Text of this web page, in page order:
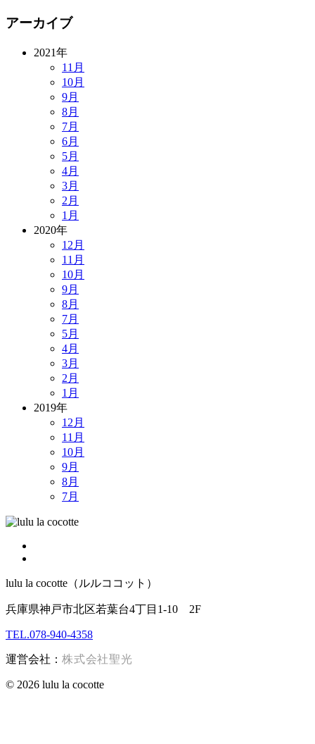
アーカイブ
2021年
11月
10月
9月
8月
7月
6月
5月
4月
3月
2月
1月
2020年
12月
11月
10月
9月
8月
7月
5月
4月
3月
2月
1月
2019年
12月
11月
10月
9月
8月
7月
lulu la cocotte（ルルココット）
兵庫県神戸市北区若葉台4丁目1-10 2F
TEL.078-940-4358
運営会社： 株式会社聖光
© 2026 lulu la cocotte